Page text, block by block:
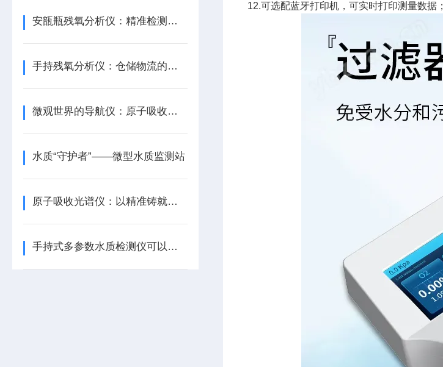
安瓿瓶残氧分析仪：精准检测，开启高效生产新篇
手持残氧分析仪：仓储物流的保鲜灯塔
微观世界的导航仪：原子吸收光谱仪
水质“守护者”——微型水质监测站
原子吸收光谱仪：以精准铸就分析领域基石
手持式多参数水质检测仪可以检测哪些参数？
12.可选配蓝牙打印机，可实时打印测量数据；